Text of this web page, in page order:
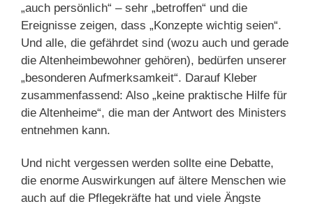
„auch persönlich“ – sehr „betroffen“ und die
Ereignisse zeigen, dass „Konzepte wichtig seien“.
Und alle, die gefährdet sind (wozu auch und gerade
die Altenheimbewohner gehören), bedürfen unserer
„besonderen Aufmerksamkeit“. Darauf Kleber
zusammenfassend: Also „keine praktische Hilfe für
die Altenheime“, die man der Antwort des Ministers
entnehmen kann.
Und nicht vergessen werden sollte eine Debatte,
die enorme Auswirkungen auf ältere Menschen wie
auch auf die Pflegekräfte hat und viele Ängste